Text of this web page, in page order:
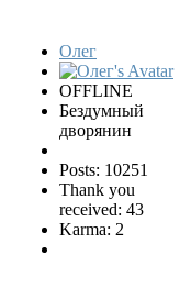
Олег
OFFLINE
Бездумный
дворянин
Posts: 10251
Thank you
received: 43
Karma: 2